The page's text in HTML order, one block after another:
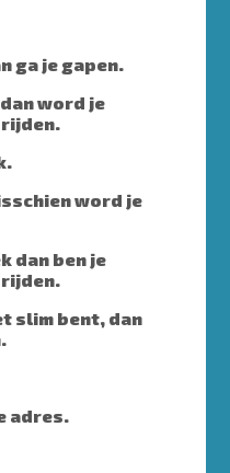
ga je gapen.
word je
rijden.
word je
dan ben je
rijden.
slim bent, dan
adres.